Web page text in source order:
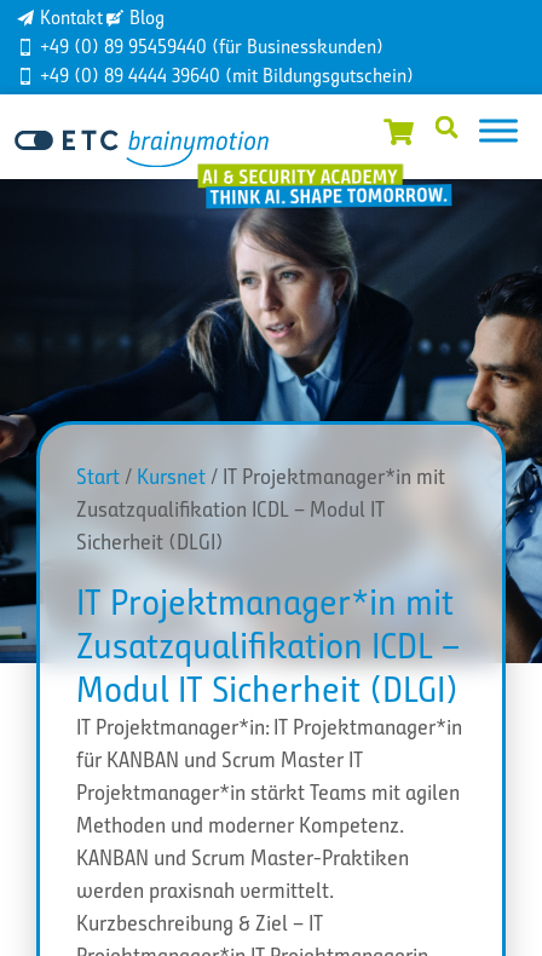
Kontakt
Blog
+49 (0) 89 95459440 (für Businesskunden)
+49 (0) 89 4444 39640 (mit Bildungsgutschein)
Start / Kursnet/ IT Projektmanager*in mit
Zusatzqualifikation ICDL – Modul IT
Sicherheit (DLGI)
IT Projektmanager*in mit
Zusatzqualifikation ICDL –
Modul IT Sicherheit (DLGI)
IT Projektmanager*in: IT Projektmanager*in
für KANBAN und Scrum Master IT
Projektmanager*in stärkt Teams mit agilen
Methoden und moderner Kompetenz.
KANBAN und Scrum Master-Praktiken
werden praxisnah vermittelt.
Kurzbeschreibung & Ziel – IT